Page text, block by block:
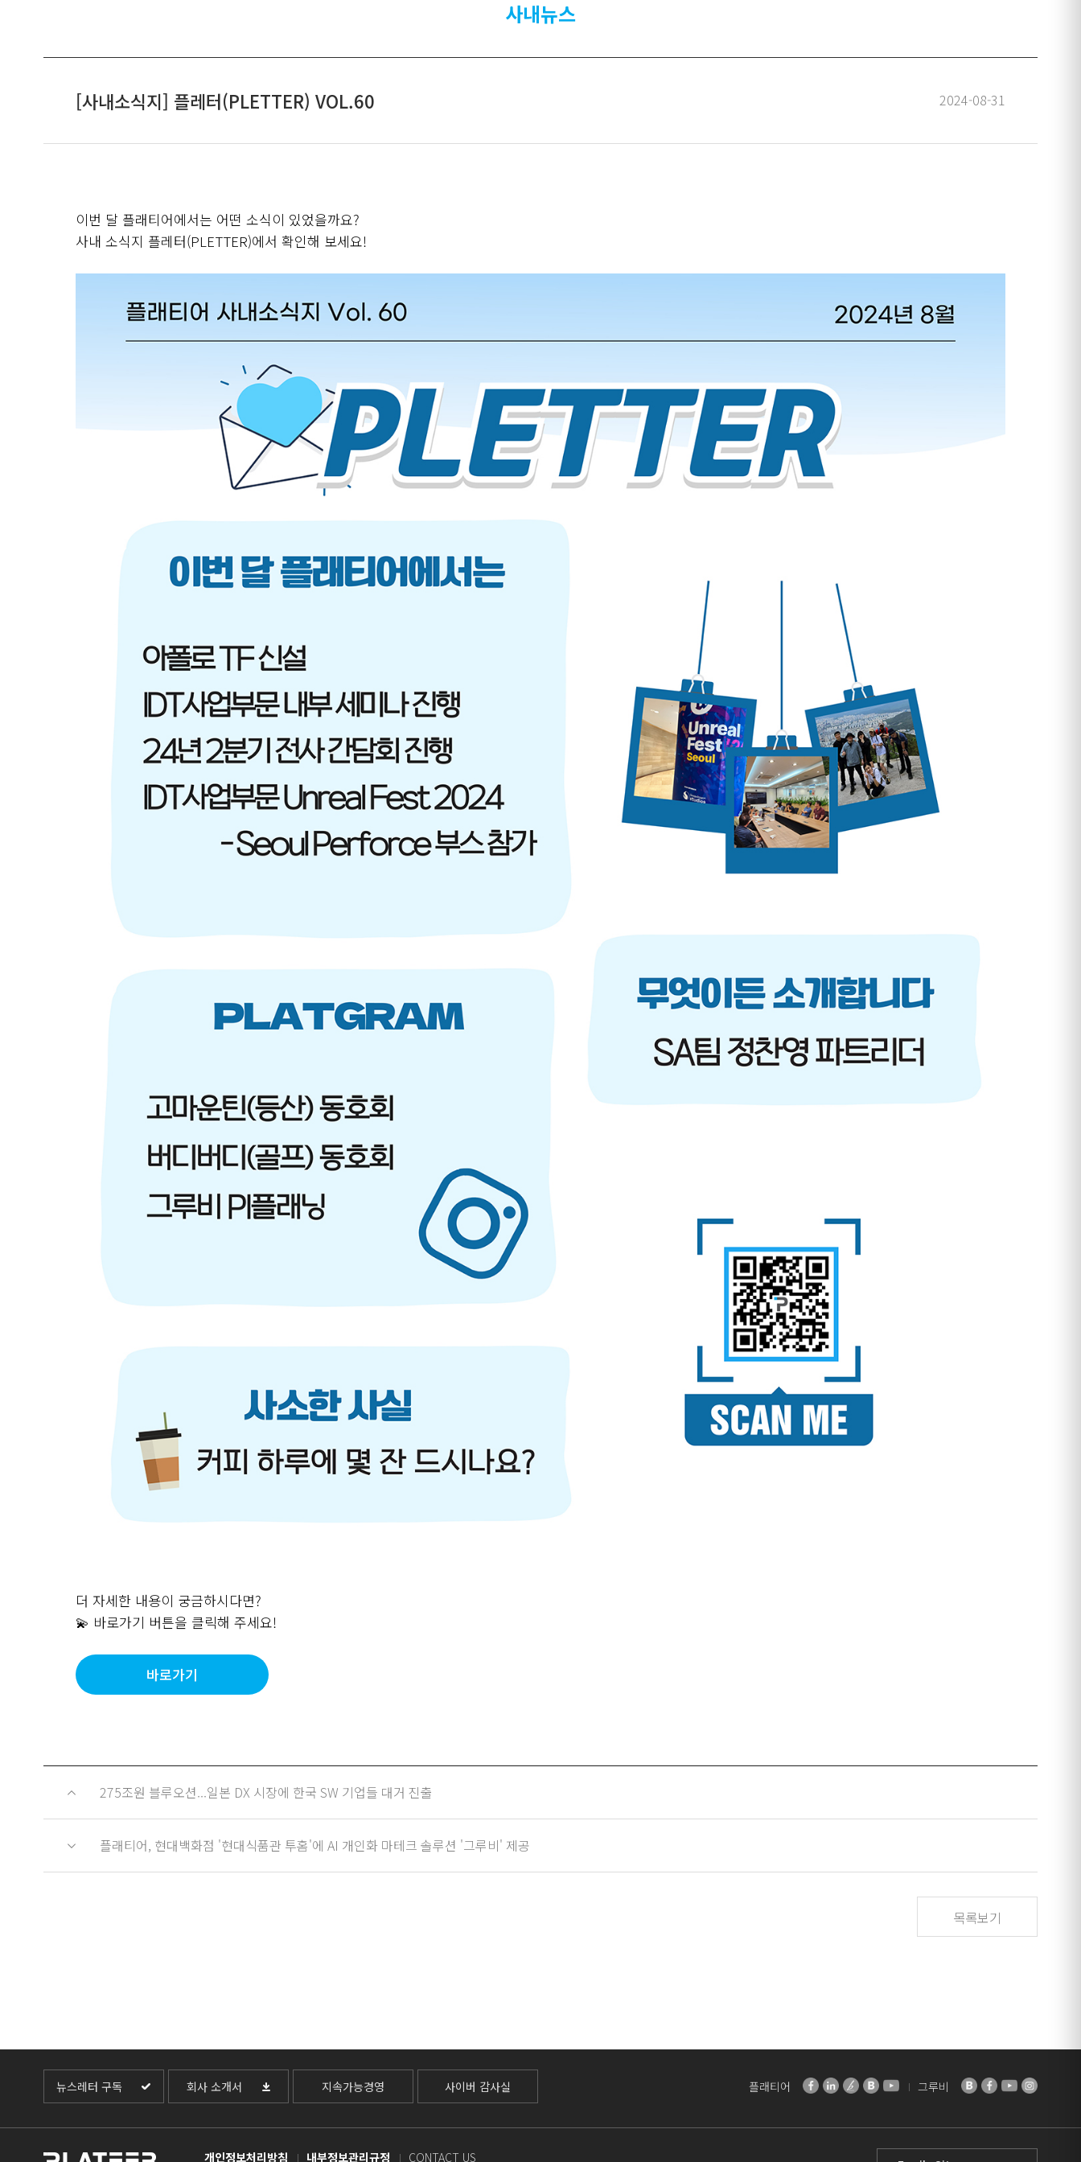
사내뉴스
[사내소식지] 플레터(PLETTER) VOL.60 2024-08-31
이번 달 플래티어에서는 어떤 소식이 있었을까요?
사내 소식지 플레터(PLETTER)에서 확인해 보세요!
더 자세한 내용이 궁금하시다면?
💫 바로가기 버튼을 클릭해 주세요!
바로가기
275조원 블루오션...일본 DX 시장에 한국 SW 기업들 대거 진출
플래티어, 현대백화점 '현대식품관 투홈'에 AI 개인화 마테크 솔루션 '그루비' 제공
목록보기
뉴스레터 구독 회사 소개서 지속가능경영 사이버 감사실 플래티어 그루비
개인정보처리방침 내부정보관리규정 CONTACT US